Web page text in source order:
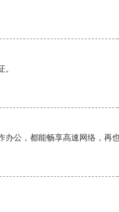
公，都能畅享高速网络，